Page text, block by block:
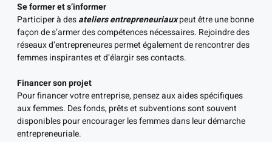
Se former et s’informer
Participer à desateliers entrepreneuriauxpeut être une bonne
façon de s’armer des compétences nécessaires. Rejoindre des
réseaux d’entrepreneures permet également de rencontrer des
femmes inspirantes et d’élargir ses contacts.
Financer son projet
Pour financer votre entreprise, pensez aux aides spécifiques
aux femmes. Des fonds, prêts et subventions sont souvent
disponibles pour encourager les femmes dans leur démarche
entrepreneuriale.